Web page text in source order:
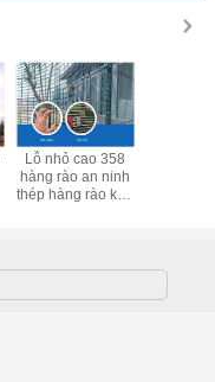
Lỗ nhỏ cao 358
hàng rào an ninh
thép hàng rào kim